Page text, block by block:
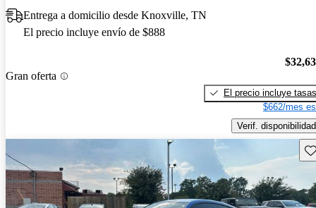
Entrega a domicilio desde Knoxville, TN
El precio incluye envío de $888
Gran oferta
El precio incluye tasas
$662/mes
Verif. disponibilidad